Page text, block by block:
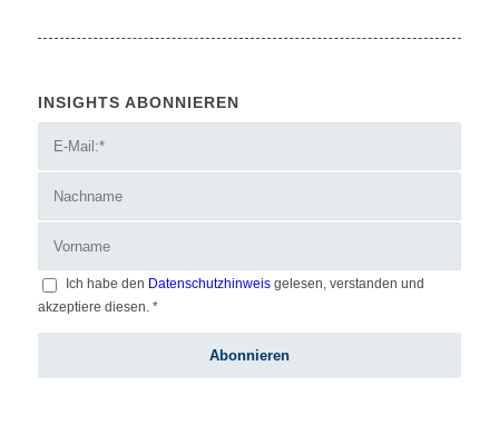
INSIGHTS ABONNIEREN
Ich habe den Datenschutzhinweisgelesen, verstanden und
akzeptiere diesen. *